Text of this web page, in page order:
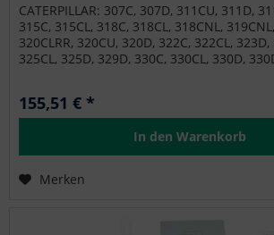
CATERPILLAR: 307C, 307D, 311CU, 311D,
315C, 315CL, 318C, 318CL, 318CNL,
320CLRR, 320CU, 320D, 322C, 322CL,
325CL, 325D, 329D, 330C, 330CL, 330D,
155,51 € *
In den Warenkorb
Merken